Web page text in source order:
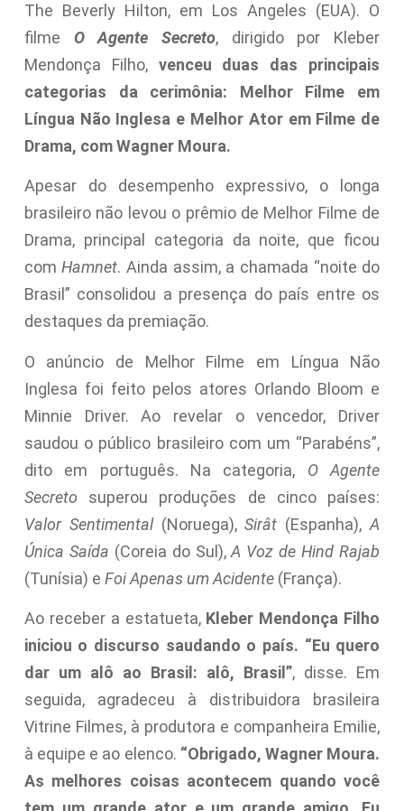
The Beverly Hilton, em Los Angeles (EUA). O
filme O Agente Secreto, dirigido por Kleber
Mendonça Filho, venceu duas das principais
categorias da cerimônia: Melhor Filme em
Língua Não Inglesa e Melhor Ator em Filme de
Drama, com Wagner Moura.
Apesar do desempenho expressivo, o longa
brasileiro não levou o prêmio de Melhor Filme de
Drama, principal categoria da noite, que ficou
comHamnet. Ainda assim, a chamada “noite do
Brasil” consolidou a presença do país entre os
destaques da premiação.
O anúncio de Melhor Filme em Língua Não
Inglesa foi feito pelos atores Orlando Bloom e
Minnie Driver. Ao revelar o vencedor, Driver
saudou o público brasileiro com um “Parabéns”,
dito em português. Na categoria, O Agente
Secreto superou produções de cinco países:
Valor Sentimental(Noruega),Sirât (Espanha),A
Única Saída (Coreia do Sul),A Voz de Hind Rajab
(Tunísia) e Foi Apenas um Acidente(França).
Ao receber a estatueta, Kleber Mendonça Filho
iniciou o discurso saudando o país. “Eu quero
dar um alô ao Brasil: alô, Brasil”, disse. Em
seguida, agradeceu à distribuidora brasileira
Vitrine Filmes, à produtora e companheira Emilie,
à equipe e ao elenco. “Obrigado, Wagner Moura.
As melhores coisas acontecem quando você